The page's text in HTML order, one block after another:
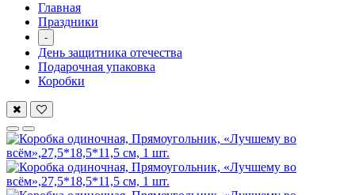
Главная
Праздники
-
День защитника отечества
Подарочная упаковка
Коробки